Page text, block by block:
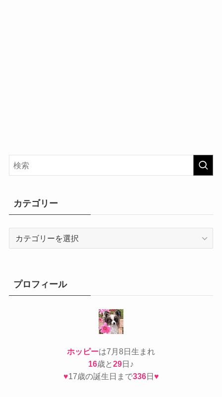
カテゴリー
ープロフィール
ホッピーは7月8日生まれ
16歳と29日♪
♥17歳の誕生日まで336日♥